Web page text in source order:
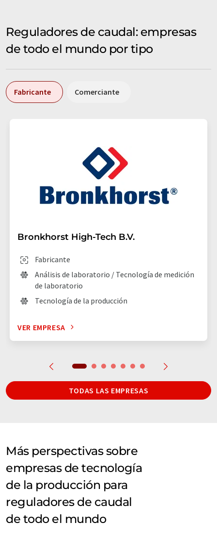
Reguladores de caudal: empresas
de todo el mundo por tipo
Fabricante Comerciante
Bronkhorst High-Tech B.V.
Fabricante
Análisis de laboratorio / Tecnología de medición
de laboratorio
Tecnología de la producción
VER EMPRESA
TODAS LAS EMPRESAS
Más perspectivas sobre
empresas de tecnología
de la producción para
reguladores de caudal
de todo el mundo